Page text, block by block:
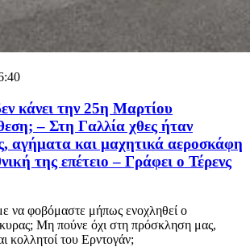
κάνει την 25η Μαρτίου
– Στη Γαλλία χθες ήταν
αγήματα και μαχητικά αεροσκάφη
της επέτειο – Γράφει ο Τέρενς
να φοβόμαστε μήπως ενοχληθεί ο
Μη πούνε όχι στη πρόσκληση μας,
κολλητοί του Ερντογάν;